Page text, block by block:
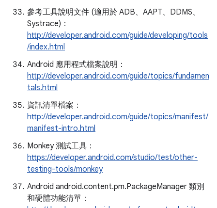
參考工具說明文件 (適用於 ADB、AAPT、DDMS、
Systrace)：
http://developer.android.com/guide/developing/tools
/index.html
Android 應用程式檔案說明：
http://developer.android.com/guide/topics/fundamen
tals.html
資訊清單檔案：
http://developer.android.com/guide/topics/manifest/
manifest-intro.html
Monkey 測試工具：
https://developer.android.com/studio/test/other-
testing-tools/monkey
Android android.content.pm.PackageManager 類別
和硬體功能清單：